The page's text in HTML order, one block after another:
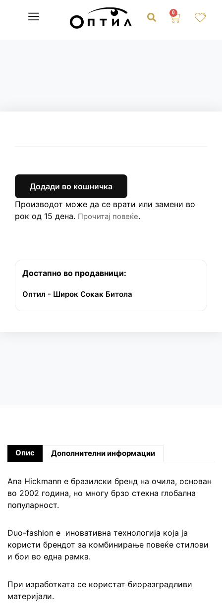
0
Додади во кошничка
Производот може да се врати или замени во
рок од 15 дена. Прочитај повеќе.
Достапно во продавници:
Оптил - Широк Сокак Битола
Опис Дополнителни информации
Ana Hickmann е бразилски бренд на очила, основан
во 2002 година, но многу брзо стекна глобална
популарност.
Duo-fashion е иновативна технологија која ја
користи брендот за комбинирање повеќе стилови
и бои во една рамка.
При изработката се користат биоразградливи
материјали.